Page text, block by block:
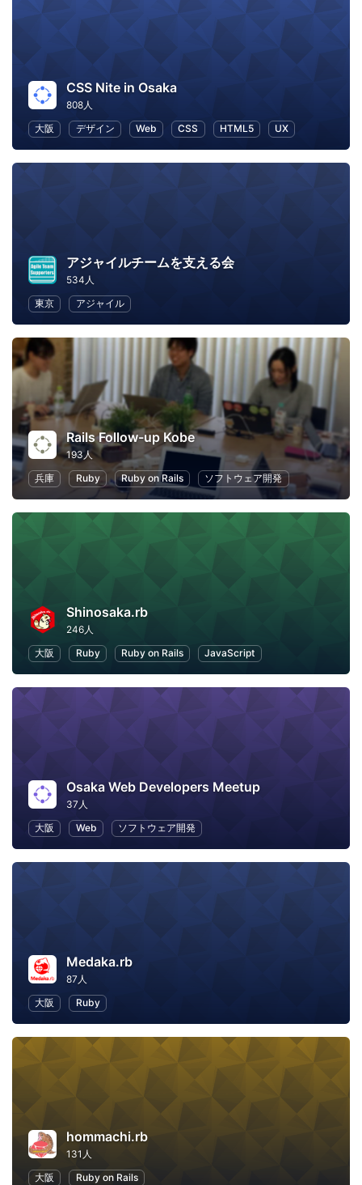
CSS Nite in Osaka
808人
大阪
デザイン Web CSS HTML5 UX
アジャイルチームを支える会
534人
東京
アジャイル
Rails Follow-up Kobe
193人
兵庫
Ruby Ruby on Rails ソフトウェア開発
Shinosaka.rb
246人
大阪
Ruby Ruby on Rails JavaScript
Osaka Web Developers Meetup
37人
大阪
Web ソフトウェア開発
Medaka.rb
87人
大阪
Ruby
hommachi.rb
131人
大阪
Ruby on Rails